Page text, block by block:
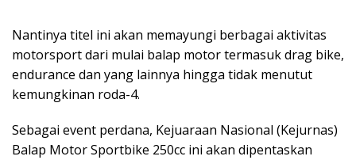
Nantinya titel ini akan memayungi berbagai aktivitas
motorsport dari mulai balap motor termasuk drag bike,
endurance dan yang lainnya hingga tidak menutut
kemungkinan roda-4.
Sebagai event perdana, Kejuaraan Nasional (Kejurnas)
Balap Motor Sportbike 250cc ini akan dipentaskan